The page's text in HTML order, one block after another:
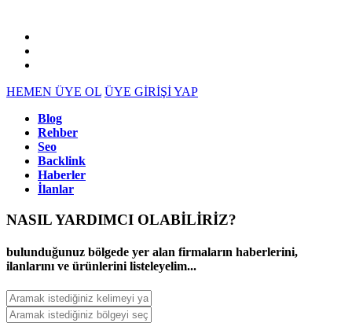
HEMEN ÜYE OL ÜYE GİRİŞİ YAP
Blog
Rehber
Seo
Backlink
Haberler
İlanlar
NASIL YARDIMCI OLABİLİRİZ?
bulunduğunuz bölgede yer alan firmaların haberlerini,
ilanlarını ve ürünlerini listeleyelim...